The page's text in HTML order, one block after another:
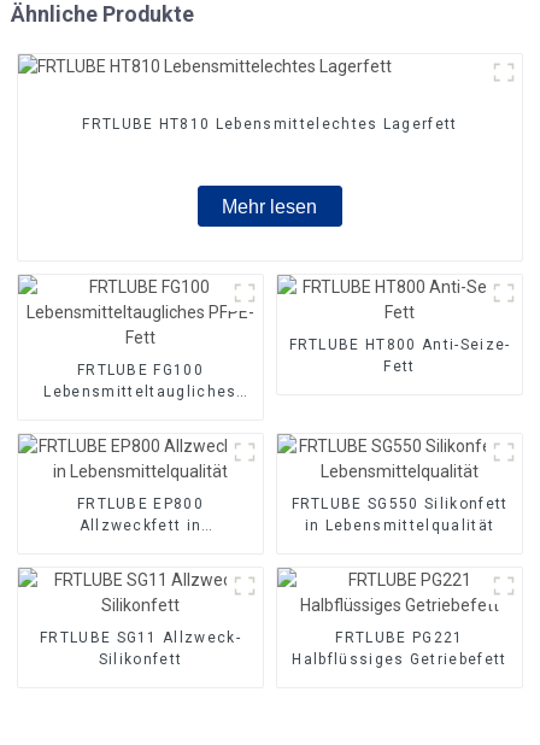
Ähnliche Produkte
FRTLUBE HT810 Lebensmittelechtes Lagerfett
Mehr lesen
FRTLUBE FG100
Lebensmitteltaugliches
FRTLUBE HT800 Anti-Seize-
Fett
FRTLUBE EP800
Allzweckfett in
FRTLUBE SG550 Silikonfett
in Lebensmittelqualität
FRTLUBE SG11 Allzweck-
Silikonfett
FRTLUBE PG221
Halbflüssiges Getriebefett